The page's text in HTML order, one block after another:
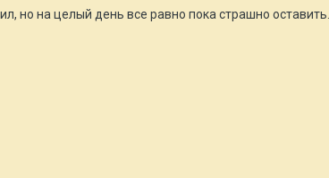
но на целый день все равно пока страшно оставить.